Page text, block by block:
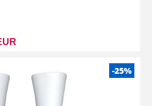
-25%